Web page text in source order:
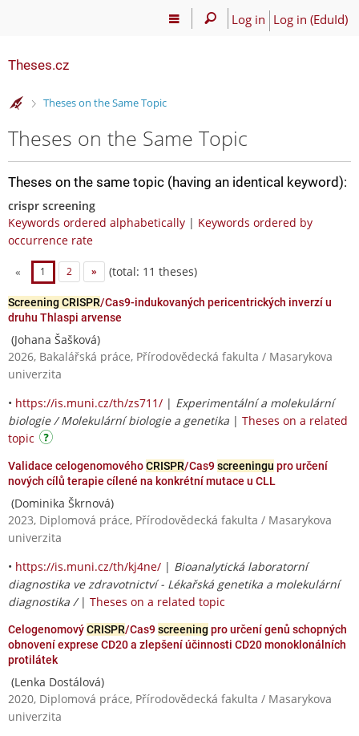
Log in Log in (EduId)
Theses.cz
>
Theses on the Same Topic
Theses on the Same Topic
Theses on the same topic (having an identical keyword):
crispr screening
Keywords ordered alphabetically | Keywords ordered by
occurrence rate
« 1 2 » (total: 11 theses)
Screening CRISPR/Cas9-indukovaných pericentrických inverzí u
druhu Thlaspi arvense
(Johana Šašková)
2026, Bakalářská práce, Přírodovědecká fakulta / Masarykova
univerzita
• https://is.muni.cz/th/zs711/ | Experimentální a molekulární
biologie / Molekulární biologie a genetika | Theses on a related
topic
Validace celogenomovéhoCRISPR/Cas9screeningu pro určení
nových cílů terapie cílené na konkrétní mutace u CLL
(Dominika Škrnová)
2023, Diplomová práce, Přírodovědecká fakulta / Masarykova
univerzita
• https://is.muni.cz/th/kj4ne/ | Bioanalytická laboratorní
diagnostika ve zdravotnictví - Lékařská genetika a molekulární
diagnostika / | Theses on a related topic
CelogenomovýCRISPR/Cas9screening pro určení genů schopných
obnovení exprese CD20 a zlepšení účinnosti CD20 monoklonálních
protilátek
(Lenka Dostálová)
2020, Diplomová práce, Přírodovědecká fakulta / Masarykova
univerzita